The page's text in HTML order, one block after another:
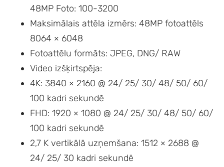
48MP Foto: 100-3200
Maksimālais attēla izmērs: 48MP fotoattēls
8064 × 6048
Fotoattēlu formāts: JPEG, DNG/ RAW
Video izšķirtspēja:
4K: 3840 × 2160 @ 24/ 25/ 30/ 48/ 50/ 60/
100 kadri sekundē
FHD: 1920 × 1080 @ 24/ 25/ 30/ 48/ 50/ 60/
100 kadri sekundē
2,7 K vertikālā uzņemšana: 1512 × 2688 @
24/ 25/ 30 kadri sekundē